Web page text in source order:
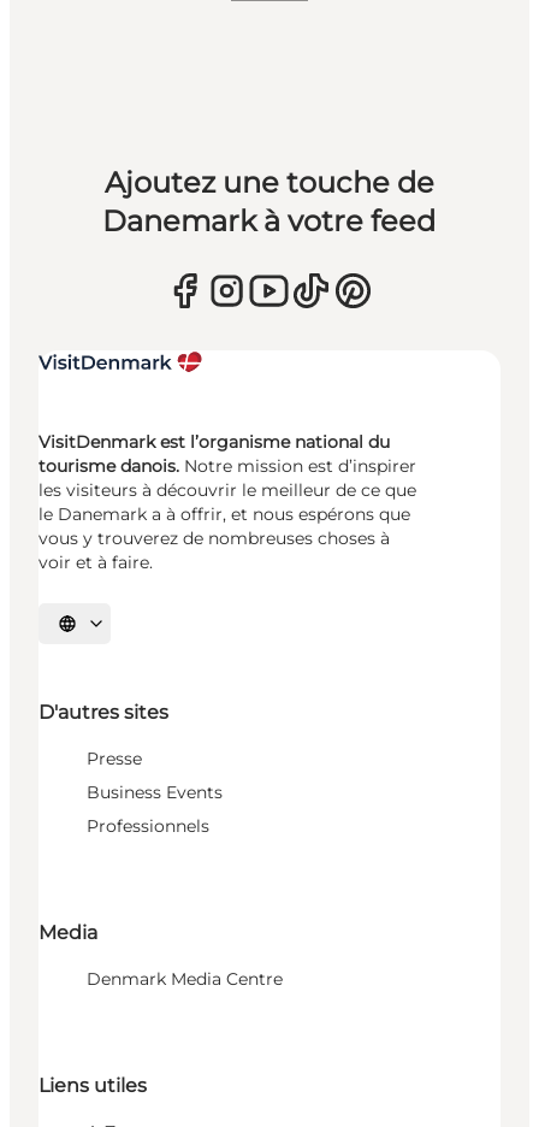
Ajoutez une touche de
Danemark à votre feed
VisitDenmark est l’organisme national du
tourisme danois. Notre mission est d’inspirer
les visiteurs à découvrir le meilleur de ce que
le Danemark a à offrir, et nous espérons que
vous y trouverez de nombreuses choses à
voir et à faire.
Choisissez la langue
D'autres sites
Presse
Business Events
Professionnels
Media
Denmark Media Centre
Liens utiles